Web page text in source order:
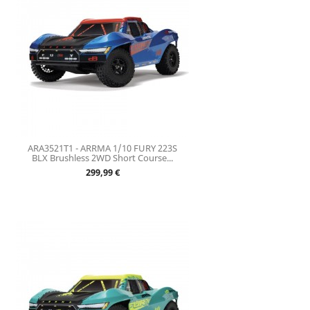
ARA3521T1 - ARRMA 1/10 FURY 223S
BLX Brushless 2WD Short Course...
Prix
299,99 €